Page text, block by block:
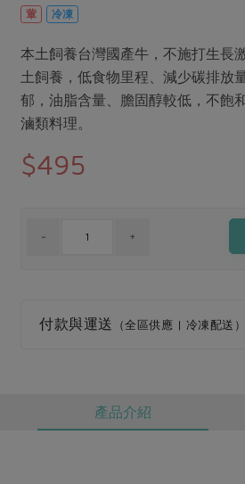
美妝保養 個人清潔
家庭清潔 織品
日用品
防災用品
主題食譜
異國料理
年菜食譜
主婦聯盟X樂齡網特約優惠案
2024農業發展計畫年度報告
更多議題活動
傳到心坎裡，誠心又澎派
公益金
更多議題
生活者e週報
社員權益
社務專區
選舉專區
最新消息
社務會議 地區活動
葷 冷凍
本土飼養台灣國產牛，不施打生長
土飼養，低食物里程、減少碳排放
郁，油脂含量、膽固醇較低，不飽
滷類料理。
$495
付款與運送 （全區供應 | 冷凍配送）
產品介紹